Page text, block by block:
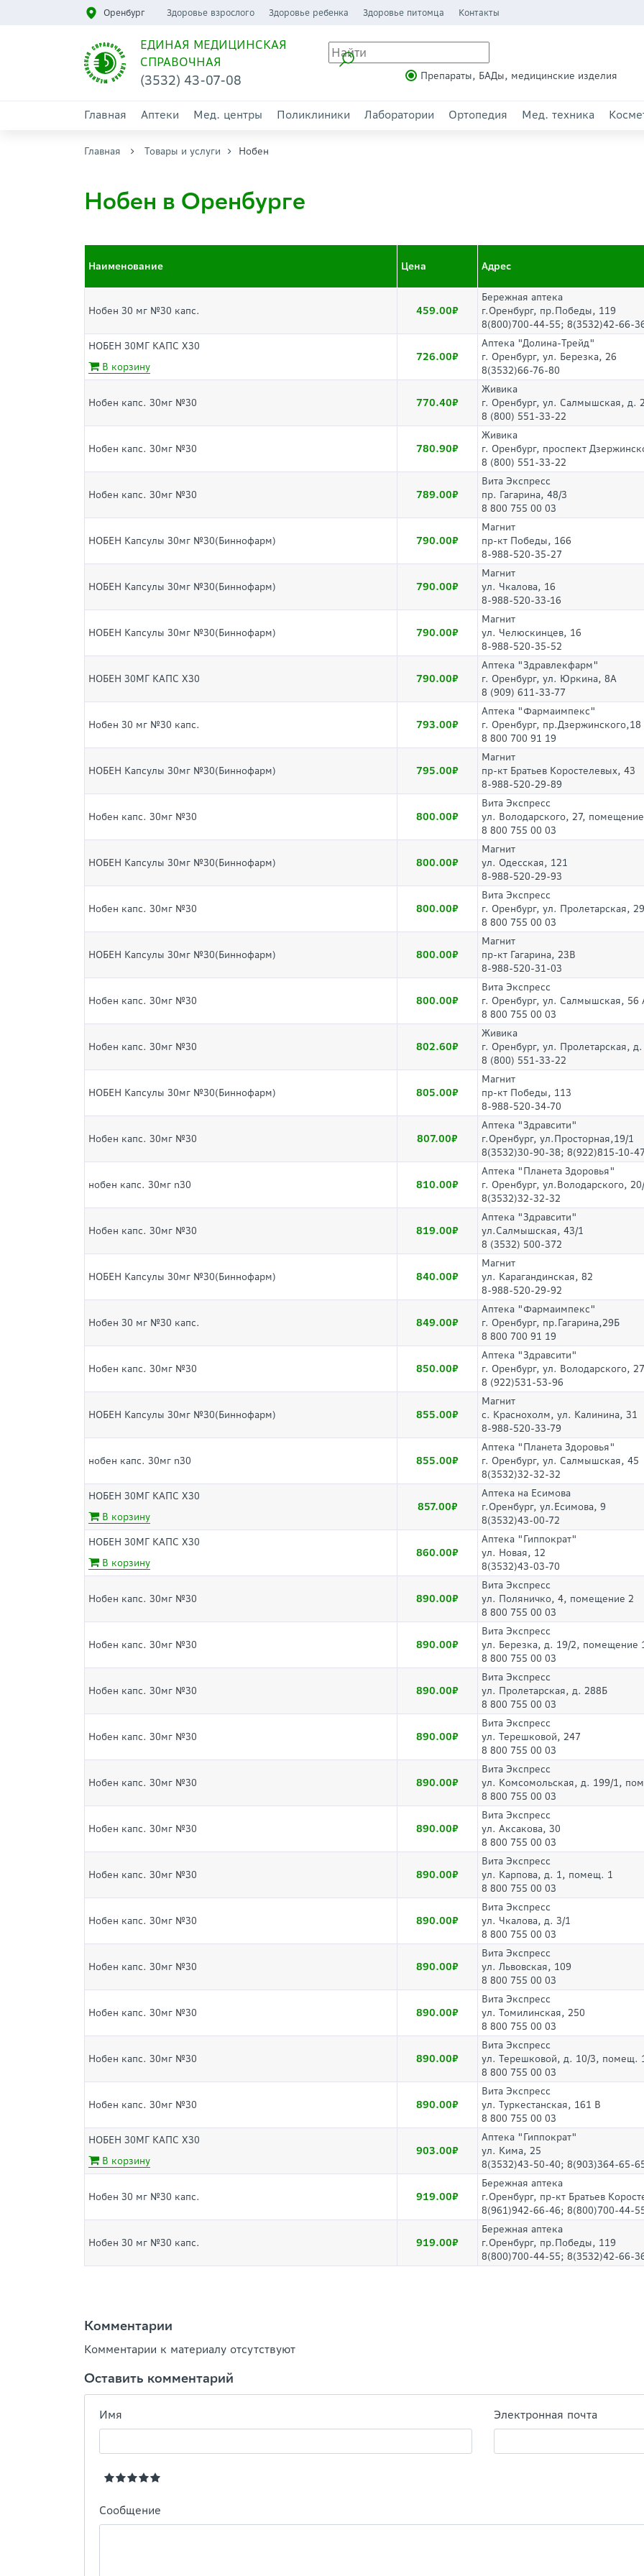
Оренбург Здоровье взрослого Здоровье ребенка Здоровье питомца Контакты
ЕДИНАЯ МЕДИЦИНСКАЯ
СПРАВОЧНАЯ
(3532) 43-07-08 Препараты, БАДы, медицинские изделия
Главная Аптеки Мед. центры Поликлиники Лаборатории Ортопедия Мед. техника
Главная Товары и услуги Нобен
Нобен в Оренбурге
Наименование Цена Адрес
Нобен 30 мг №30 капс. 459.00
Бережная аптека
г.Оренбург, пр.Победы, 119
8(800)700-44-55; 8(3532)42-66-
НОБЕН 30МГ КАПС Х30
В корзину
726.00
Аптека "Долина-Трейд"
г. Оренбург, ул. Березка, 26
8(3532)66-76-80
Нобен капс. 30мг №30 770.40
Живика
г. Оренбург, ул. Салмышская, д.
8 (800) 551-33-22
Нобен капс. 30мг №30 780.90
Живика
г. Оренбург, проспект
8 (800) 551-33-22
Нобен капс. 30мг №30 789.00
Вита Экспресс
пр. Гагарина, 48/3
8 800 755 00 03
НОБЕН Капсулы 30мг №30(Биннофарм) 790.00
Магнит
пр-кт Победы, 166
8-988-520-35-27
НОБЕН Капсулы 30мг №30(Биннофарм) 790.00
Магнит
ул. Чкалова, 16
8-988-520-33-16
НОБЕН Капсулы 30мг №30(Биннофарм) 790.00
Магнит
ул. Челюскинцев, 16
8-988-520-35-52
НОБЕН 30МГ КАПС Х30 790.00
Аптека "Здравлекфарм"
г. Оренбург, ул. Юркина, 8А
8 (909) 611-33-77
Нобен 30 мг №30 капс. 793.00
Аптека "Фармаимпекс"
г. Оренбург, пр.Дзержинского,18
8 800 700 91 19
НОБЕН Капсулы 30мг №30(Биннофарм) 795.00
Магнит
пр-кт Братьев Коростелевых, 43
8-988-520-29-89
Нобен капс. 30мг №30 800.00
Вита Экспресс
ул. Володарского, 27,
8 800 755 00 03
НОБЕН Капсулы 30мг №30(Биннофарм) 800.00
Магнит
ул. Одесская, 121
8-988-520-29-93
Нобен капс. 30мг №30 800.00
Вита Экспресс
г. Оренбург, ул. Пролетарская,
8 800 755 00 03
НОБЕН Капсулы 30мг №30(Биннофарм) 800.00
Магнит
пр-кт Гагарина, 23В
8-988-520-31-03
Нобен капс. 30мг №30 800.00
Вита Экспресс
г. Оренбург, ул. Салмышская, 56
8 800 755 00 03
Нобен капс. 30мг №30 802.60
Живика
г. Оренбург, ул. Пролетарская,
8 (800) 551-33-22
НОБЕН Капсулы 30мг №30(Биннофарм) 805.00
Магнит
пр-кт Победы, 113
8-988-520-34-70
Нобен капс. 30мг №30 807.00
Аптека "Здравсити"
г.Оренбург, ул.Просторная,19/1
8(3532)30-90-38; 8(922)815-10-
нобен капс. 30мг n30 810.00
Аптека "Планета Здоровья"
г. Оренбург, ул.Володарского,
8(3532)32-32-32
Нобен капс. 30мг №30 819.00
Аптека "Здравсити"
ул.Салмышская, 43/1
8 (3532) 500-372
НОБЕН Капсулы 30мг №30(Биннофарм) 840.00
Магнит
ул. Карагандинская, 82
8-988-520-29-92
Нобен 30 мг №30 капс. 849.00
Аптека "Фармаимпекс"
г. Оренбург, пр.Гагарина,29Б
8 800 700 91 19
Нобен капс. 30мг №30 850.00
Аптека "Здравсити"
г. Оренбург, ул. Володарского, 27
8 (922)531-53-96
НОБЕН Капсулы 30мг №30(Биннофарм) 855.00
Магнит
с. Краснохолм, ул. Калинина, 31
8-988-520-33-79
нобен капс. 30мг n30 855.00
Аптека "Планета Здоровья"
г. Оренбург, ул. Салмышская, 45
8(3532)32-32-32
НОБЕН 30МГ КАПС Х30
В корзину
857.00
Аптека на Есимова
г.Оренбург, ул.Есимова, 9
8(3532)43-00-72
НОБЕН 30МГ КАПС Х30
В корзину
860.00
Аптека "Гиппократ"
ул. Новая, 12
8(3532)43-03-70
Нобен капс. 30мг №30 890.00
Вита Экспресс
ул. Поляничко, 4, помещение 2
8 800 755 00 03
Нобен капс. 30мг №30 890.00
Вита Экспресс
ул. Березка, д. 19/2, помещение
8 800 755 00 03
Нобен капс. 30мг №30 890.00
Вита Экспресс
ул. Пролетарская, д. 288Б
8 800 755 00 03
Нобен капс. 30мг №30 890.00
Вита Экспресс
ул. Терешковой, 247
8 800 755 00 03
Нобен капс. 30мг №30 890.00
Вита Экспресс
ул. Комсомольская, д. 199/1,
8 800 755 00 03
Нобен капс. 30мг №30 890.00
Вита Экспресс
ул. Аксакова, 30
8 800 755 00 03
Нобен капс. 30мг №30 890.00
Вита Экспресс
ул. Карпова, д. 1, помещ. 1
8 800 755 00 03
Нобен капс. 30мг №30 890.00
Вита Экспресс
ул. Чкалова, д. 3/1
8 800 755 00 03
Нобен капс. 30мг №30 890.00
Вита Экспресс
ул. Львовская, 109
8 800 755 00 03
Нобен капс. 30мг №30 890.00
Вита Экспресс
ул. Томилинская, 250
8 800 755 00 03
Нобен капс. 30мг №30 890.00
Вита Экспресс
ул. Терешковой, д. 10/3, помещ.
8 800 755 00 03
Нобен капс. 30мг №30 890.00
Вита Экспресс
ул. Туркестанская, 161 В
8 800 755 00 03
НОБЕН 30МГ КАПС Х30
В корзину
903.00
Аптека "Гиппократ"
ул. Кима, 25
8(3532)43-50-40; 8(903)364-65-
Нобен 30 мг №30 капс. 919.00
Бережная аптека
г.Оренбург, пр-кт Братьев
8(961)942-66-46; 8(800)700-44-
Нобен 30 мг №30 капс. 919.00
Бережная аптека
г.Оренбург, пр.Победы, 119
8(800)700-44-55; 8(3532)42-66-
Комментарии
Комментарии к материалу отсутствуют
Оставить комментарий
Имя Электронная почта
Сообщение